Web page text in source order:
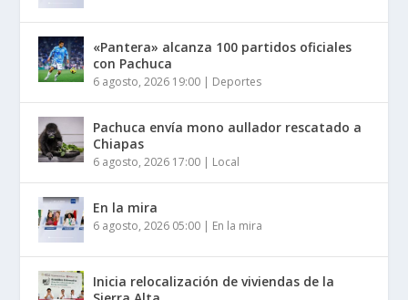
«Pantera» alcanza 100 partidos oficiales
con Pachuca
6 agosto, 2026 19:00 | Deportes
Pachuca envía mono aullador rescatado a
Chiapas
6 agosto, 2026 17:00 | Local
En la mira
6 agosto, 2026 05:00 | En la mira
Inicia relocalización de viviendas de la